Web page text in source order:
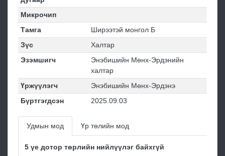
Микрочип
Тамга
Ширээтэй монгол Б
Зүс
Халтар
Эзэмшигч
Энэбишийн Мөнх-Эрдэнийн
халтар
Үржүүлэгч
Энэбишийн Мөнх-Эрдэнэ
Бүртгэгдсэн
2025.09.03
Удмын мод Үр төлийн мод
5 үе дотор төрлийн нийлүүлэг байхгүй